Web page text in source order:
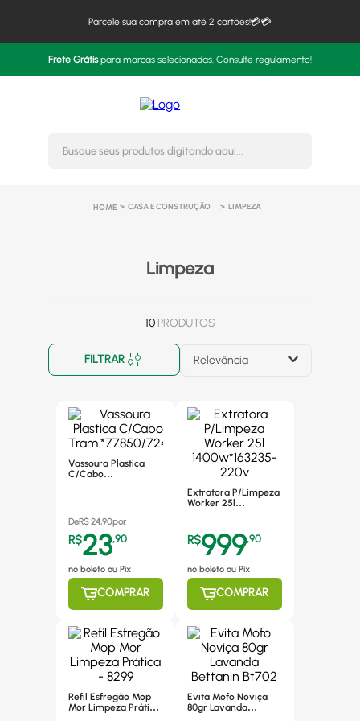
Parcele sua compra em até 2 cartões!💳💳
Frete Grátispara marcas selecionadas. Consulte regulamento!
Busque seus produtos
CASA E CONSTRUÇÃO LIMPEZA
Limpeza
10 PRODUTOS
FILTRAR Relevância
Vassoura Plastica
C/Cabo
DeR$24,90por
R$23,90
no boleto ou Pix
COMPRAR
Extratora P/Limpeza
Worker 25l
R$999,90
no boleto ou Pix
COMPRAR
Refil Esfregão Mop
Mor Limpeza Prática
Evita Mofo Noviça
80gr Lavanda